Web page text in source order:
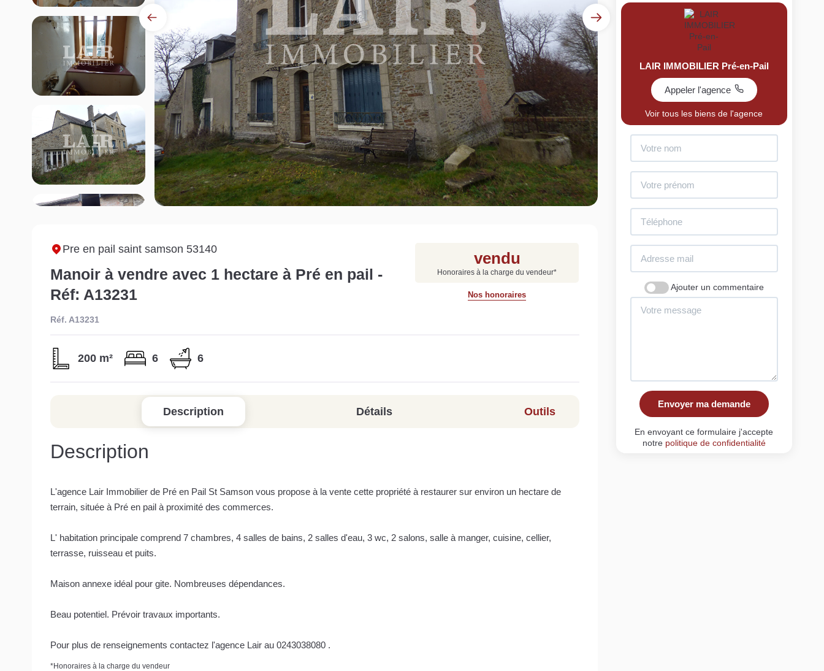
Gratuit
Estimez votre bien en ligne.
Rapide et gratuit, recevez votre estimation en
quelques clics.
Estimer mon bien maintenant
Pre en pail saint samson 53140
Manoir à vendre avec 1 hectare à Pré en pail -
Réf: A13231
Réf. A13231
vendu
Honoraires à la charge du vendeur*
Nos honoraires
200 m² 6 6
Description Détails Outils
Description
L'agence Lair Immobilier de Pré en Pail St Samson vous propose à la vente cette propriété à restaurer sur environ un hectare de
terrain, située à Pré en pail à proximité des commerces.
L' habitation principale comprend 7 chambres, 4 salles de bains, 2 salles d'eau, 3 wc, 2 salons, salle à manger, cuisine, cellier,
terrasse, ruisseau et puits.
Maison annexe idéal pour gite. Nombreuses dépendances.
Beau potentiel. Prévoir travaux importants.
Pour plus de renseignements contactez l'agence Lair au 0243038080 .
*Honoraires à la charge du vendeur
LAIR IMMOBILIER Pré-en-Pail
Appeler l'agence
Voir tous les biens de l'agence
Ajouter un commentaire
Envoyer ma demande
En envoyant ce formulaire j'accepte
notre politique de confidentialité